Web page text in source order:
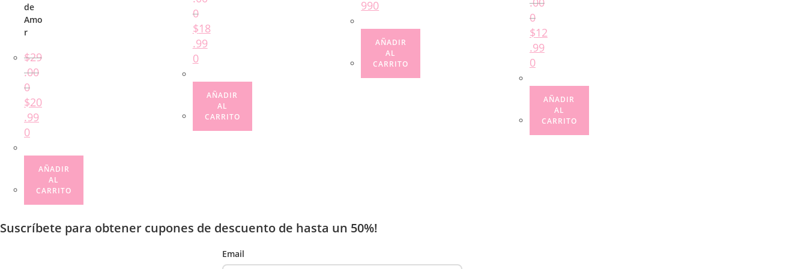
de
Amo
r
$29
.00
0
$20
.99
0
AÑADIR
AL
CARRITO
0
$18
.99
0
AÑADIR
AL
CARRITO
990
AÑADIR
AL
CARRITO
0
$12
.99
0
AÑADIR
AL
CARRITO
Suscríbete para obtener cupones de descuento de hasta un 50%!
Email